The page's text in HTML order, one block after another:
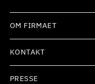
OM FIRMAET
KONTAKT
PRESSE